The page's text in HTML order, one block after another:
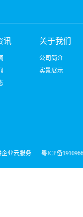
讯 关于我们
公司简介
实景展示
业云服务 粤ICP备